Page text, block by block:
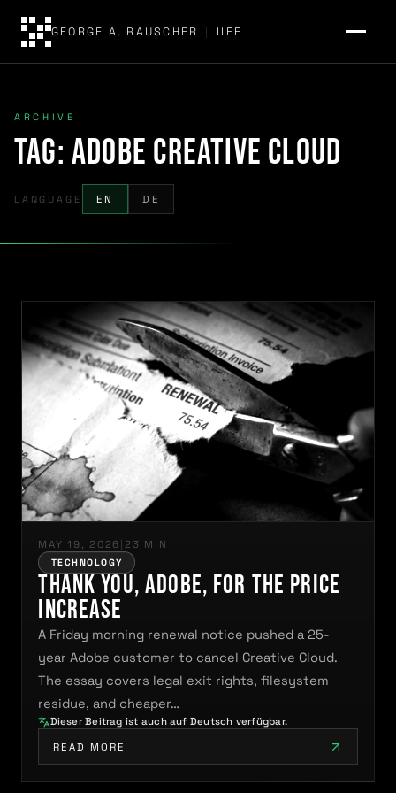
GEORGE A. RAUSCHER | IIFE
ARCHIVE
Tag:Adobe Creative Cloud
LANGUAGE EN DE
MAY 19, 2026 | 23 MIN
TECHNOLOGY
Thank You, Adobe, for the Price
Increase
A Friday morning renewal notice pushed a 25-
year Adobe customer to cancel Creative Cloud.
The essay covers legal exit rights, filesystem
residue, and cheaper…
Dieser Beitrag ist auch auf Deutsch verfügbar.
READ MORE